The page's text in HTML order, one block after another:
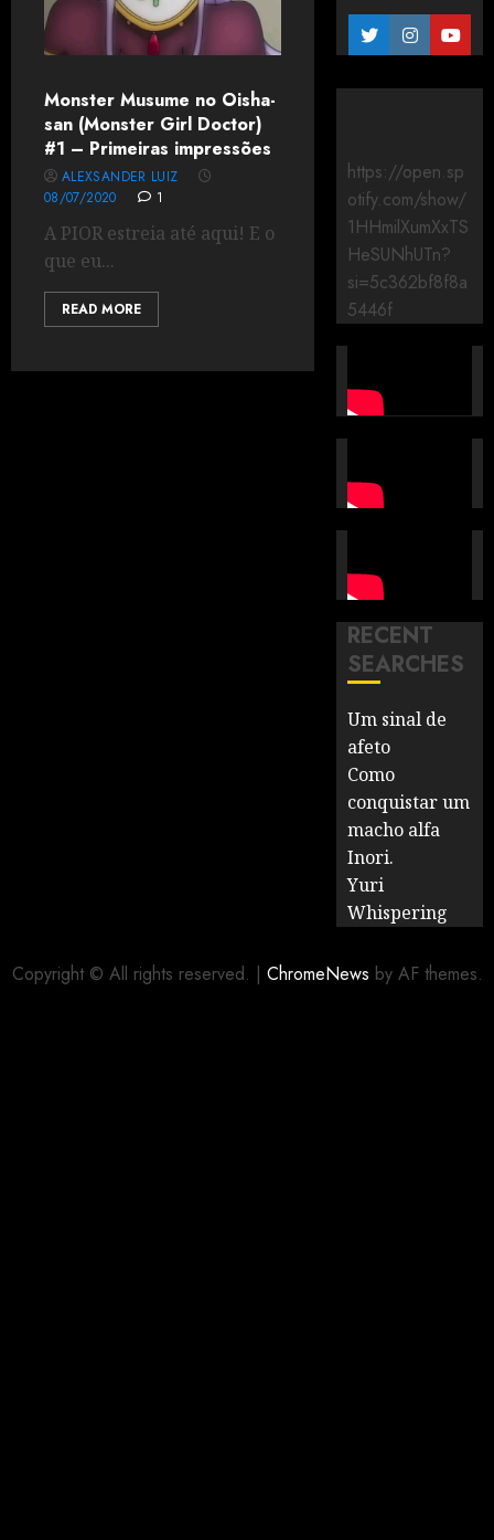
Monster Musume no Oisha-
san (Monster Girl Doctor)
#1 – Primeiras impressões
ALEXSANDER LUIZ
08/07/2020
1
A PIOR estreia até aqui! E o
que eu...
READ MORE
https://open.sp
otify.com/show/
1HHmilXumXxTS
HeSUNhUTn?
si=5c362bf8f8a
5446f
RECENT
SEARCHES
Um sinal de
afeto
Como
conquistar um
macho alfa
Inori.
Yuri
Whispering
Copyright © All rights reserved. | ChromeNews by AF themes.